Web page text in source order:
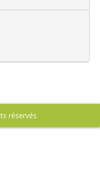
réservés